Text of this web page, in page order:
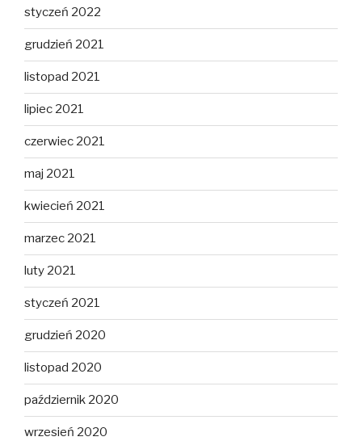
styczeń 2022
grudzień 2021
listopad 2021
lipiec 2021
czerwiec 2021
maj 2021
kwiecień 2021
marzec 2021
luty 2021
styczeń 2021
grudzień 2020
listopad 2020
październik 2020
wrzesień 2020